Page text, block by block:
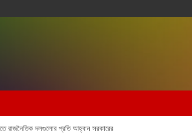
রাজনৈতিক দলগুলোর প্রতি আহ্বান সরকারের